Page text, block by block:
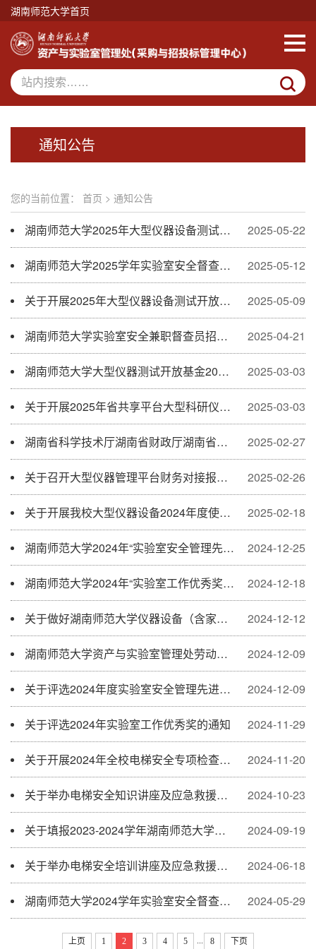
湖南师范大学首页
通知公告
您的当前位置： 首页 > 通知公告
2025-05-22
湖南师范大学2025年大型仪器设备测试开放基金资助项目评审结果公示
2025-05-12
湖南师范大学2025学年实验室安全督查员拟聘人员名单公示
2025-05-09
关于开展2025年大型仪器设备测试开放基金项目学院评审推荐工作的通知
2025-04-21
湖南师范大学实验室安全兼职督查员招聘启事
2025-03-03
湖南师范大学大型仪器测试开放基金2025年申请、2024年资助项目结题、2023年资助项目延期结题的通知
2025-03-03
关于开展2025年省共享平台大型科研仪器信息维护工作的通知
2025-02-27
湖南省科学技术厅湖南省财政厅湖南省教育厅关于开展2025年湖南省重大科研基础设施和大型科研仪器开放共享评价考核工作的通知
2025-02-26
关于召开大型仪器管理平台财务对接报销管理培训会的通知
2025-02-18
关于开展我校大型仪器设备2024年度使用效益考核工作的通知
2024-12-25
湖南师范大学2024年“实验室安全管理先进集体”获奖名单公示
2024-12-18
湖南师范大学2024年“实验室工作优秀奖”获奖名单公示
2024-12-12
关于做好湖南师范大学仪器设备（含家具）项目库（2025年）申报的通知
2024-12-09
湖南师范大学资产与实验室管理处劳动合同制工作人员招聘公告
2024-12-09
关于评选2024年度实验室安全管理先进集体的通知
2024-11-29
关于评选2024年实验室工作优秀奖的通知
2024-11-20
关于开展2024年全校电梯安全专项检查的通知
2024-10-23
关于举办电梯安全知识讲座及应急救援演练的通知
2024-09-19
关于填报2023-2024学年湖南师范大学贵重仪器设备表的通知
2024-06-18
关于举办电梯安全培训讲座及应急救援演练的通知
2024-05-29
湖南师范大学2024学年实验室安全督查员拟聘人员名单公示
上页 1 2 3 4 5 8 下页